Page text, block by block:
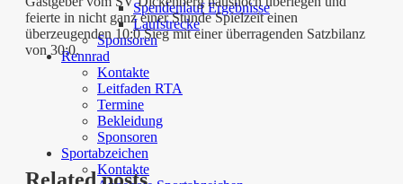
Spendenlauf Ergebnisse
Laufstrecke
Sponsoren
Rennrad
Kontakte
Leitfaden RTA
Termine
Bekleidung
Sponsoren
Sportabzeichen
Kontakte
feierte in nicht ganz einer Stunde Spielzeit einen
überzeugenden 10:0 Sieg mit einer überragenden Satzbilanz
von 30:0.